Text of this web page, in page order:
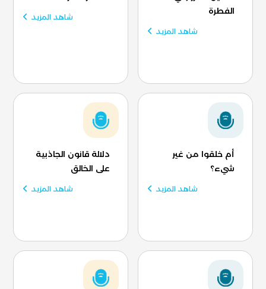
الفطرة
شاهد المزيد
شاهد المزيد
أم خلقوا من غير
شيء؟
شاهد المزيد
دلالة قانون الجاذبية
على الخالق
شاهد المزيد